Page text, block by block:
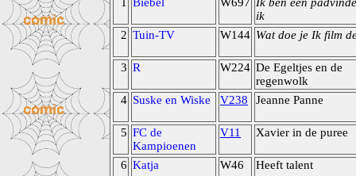
ik
2 Tuin-TV W144 Wat doe je Ik film
3 R W224 De Egeltjes en de
regenwolk
4 Suske en Wiske V238 Jeanne Panne
5 FC de
Kampioenen
V11 Xavier in de puree
6 Katja W46 Heeft talent